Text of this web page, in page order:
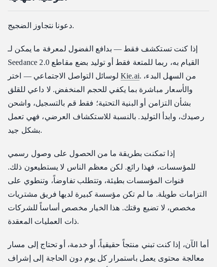
دعونا نتجاوز الضجيج.
إذا كنت تستكشف فقط — بدافع الفضول لمعرفة ما يمكن لـ
Seedance 2.0 القيام به، ربما للمتعة فقط أو توليد بضع مقاطع
Kie.ai. من السهل البدء،
والأسعار مباشرة بما يكفي للحجم المنخفض. لا داعي للقلق
بشأن التزامن أو البنية التحتية؛ فقط قم بالتسجيل، واشحن
رصيدك، وابدأ التوليد. بالنسبة للاستكشاف العرضي، فهي تعمل
بشكل جيد.
إذا تمكنت بطريقة ما من الحصول على وصول رسمي
للمؤسسات، فهذا رائع. لكن معظم الناس لا يستطيعون ذلك.
قنوات المؤسسات بطيئة، وتتطلب تفاوضاً، وتنطوي على
التزامات طويلة. ما لم تكن مؤسسة كبيرة لديها فريق مشتريات
مخصص، لا تضيع وقتك. هذا الخيار مخصص أساساً للشركات
ذات العمليات المعقدة.
أما الآن، إذا كنت تبني منتجاً حقيقياً، أو خدمة، أو تحتاج إلى مسار
معالجة محتوى يعمل باستمرار كل يوم دون الحاجة إلى إشراف